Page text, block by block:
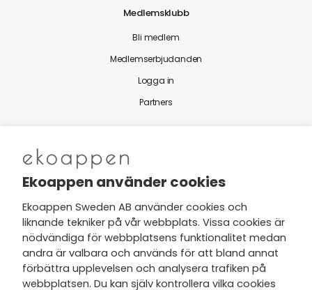
Medlemsklubb
Bli medlem
Medlemserbjudanden
Logga in
Partners
Nytt från Ekoappen
Jag har tagit del av Ekoappens
personuppgifts- och
integritetspolicyoch tar gärna del
av nyheter, hälsotips och exklusiva
erbjudanden via min e-post.
Ekoappen använder cookies
Ekoappen Sweden AB använder cookies och
liknande tekniker på vår webbplats. Vissa cookies är
nödvändiga för webbplatsens funktionalitet medan
andra är valbara och används för att bland annat
förbättra upplevelsen och analysera trafiken på
webbplatsen. Du kan själv kontrollera vilka cookies